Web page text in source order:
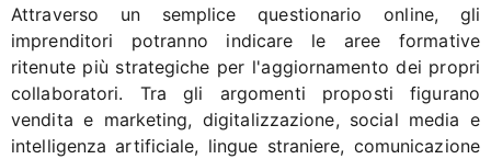
Attraverso un semplice questionario online, gli
imprenditori potranno indicare le aree formative
ritenute più strategiche per l'aggiornamento dei propri
collaboratori. Tra gli argomenti proposti figurano
vendita e marketing, digitalizzazione, social media e
intelligenza artificiale, lingue straniere, comunicazione